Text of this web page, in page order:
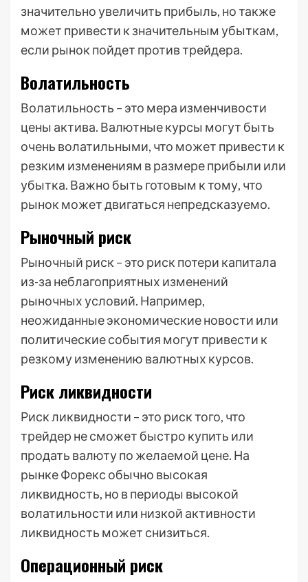
значительно увеличить прибыль, но также
может привести к значительным убыткам,
если рынок пойдет против трейдера.
Волатильность
Волатильность – это мера изменчивости
цены актива. Валютные курсы могут быть
очень волатильными, что может привести к
резким изменениям в размере прибыли или
убытка. Важно быть готовым к тому, что
рынок может двигаться непредсказуемо.
Рыночный риск
Рыночный риск – это риск потери капитала
из-за неблагоприятных изменений
рыночных условий. Например,
неожиданные экономические новости или
политические события могут привести к
резкому изменению валютных курсов.
Риск ликвидности
Риск ликвидности – это риск того, что
трейдер не сможет быстро купить или
продать валюту по желаемой цене. На
рынке Форекс обычно высокая
ликвидность, но в периоды высокой
волатильности или низкой активности
ликвидность может снизиться.
Операционный риск